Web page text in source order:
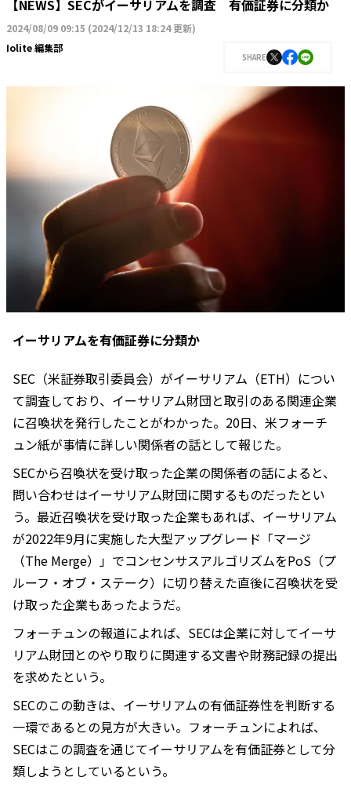
【NEWS】SECがイーサリアムを調査 有価証券に分類か
2024/08/09 09:15 (2024/12/13 18:24 更新)
Iolite 編集部
SHARE
イーサリアムを有価証券に分類か
SEC（米証券取引委員会）がイーサリアム（ETH）につい
て調査しており、イーサリアム財団と取引のある関連企業
に召喚状を発行したことがわかった。20日、米フォーチ
ュン紙が事情に詳しい関係者の話として報じた。
SECから召喚状を受け取った企業の関係者の話によると、
問い合わせはイーサリアム財団に関するものだったとい
う。最近召喚状を受け取った企業もあれば、イーサリアム
が2022年9月に実施した大型アップグレード「マージ
（The Merge）」でコンセンサスアルゴリズムをPoS（プ
ルーフ・オブ・ステーク）に切り替えた直後に召喚状を受
け取った企業もあったようだ。
フォーチュンの報道によれば、SECは企業に対してイーサ
リアム財団とのやり取りに関連する文書や財務記録の提出
を求めたという。
SECのこの動きは、イーサリアムの有価証券性を判断する
一環であるとの見方が大きい。フォーチュンによれば、
SECはこの調査を通じてイーサリアムを有価証券として分
類しようとしているという。